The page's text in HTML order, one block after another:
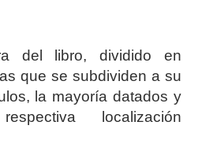
del libro, dividido en
que se subdividen a su
la mayoría datados y
localización